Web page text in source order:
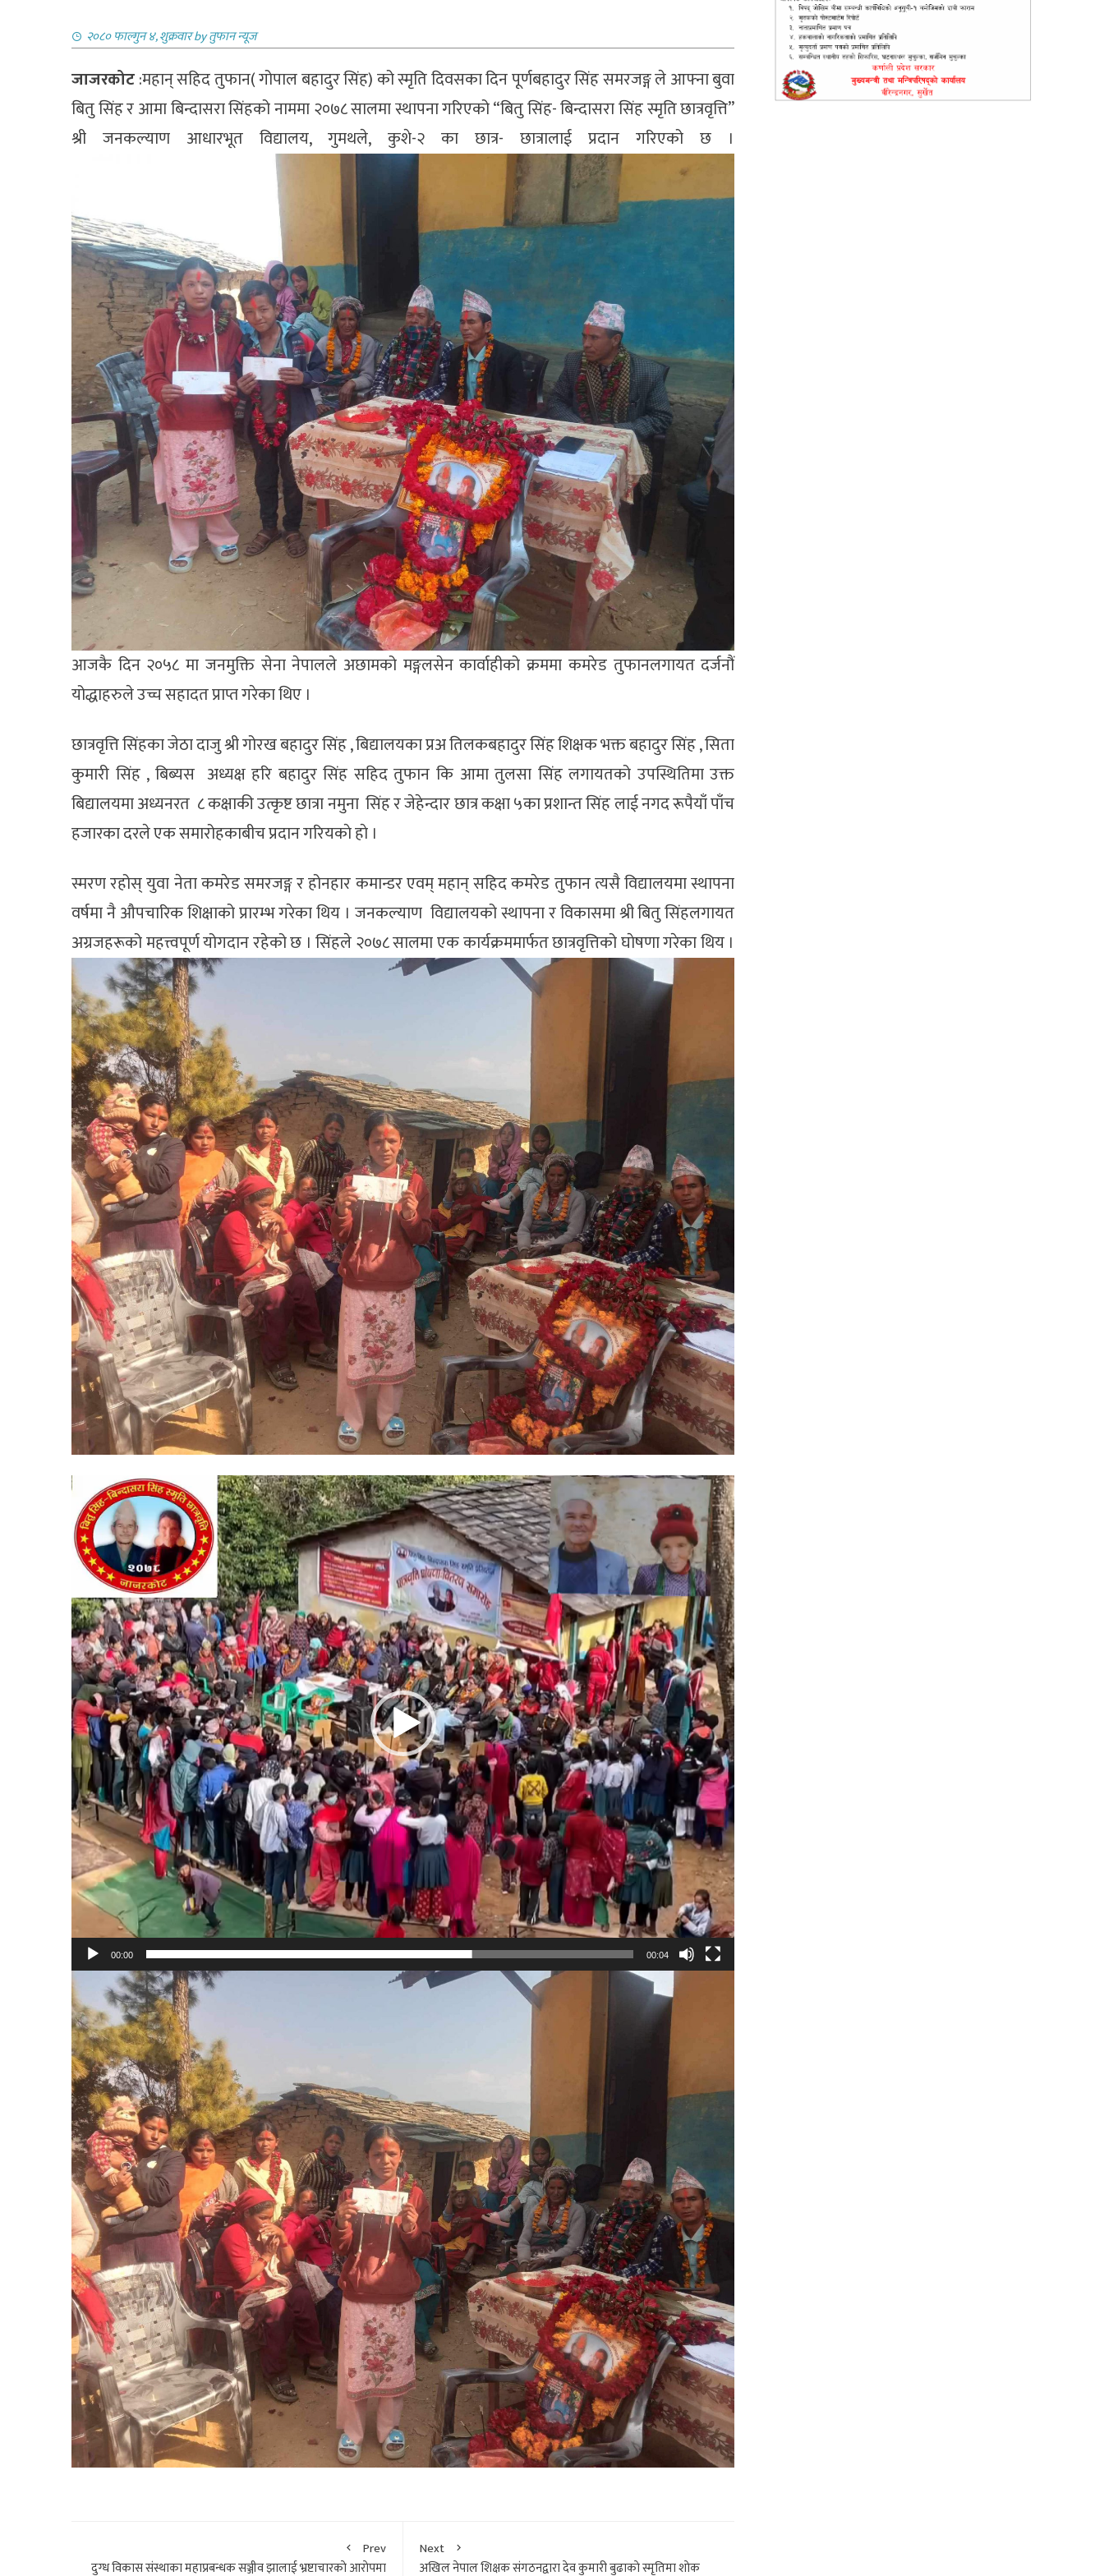
२०८० फाल्गुन ४, शुक्रवारbyतुफान न्यूज
जाजरकोट:महान् सहिद तुफान( गोपाल बहादुर सिंह) को स्मृति दिवसका दिन पूर्णबहादुर सिंह समरजङ्ग ले आफ्ना बुवा
बितु सिंह र आमा बिन्दासरा सिंहको नाममा २०७८ सालमा स्थापना गरिएको “बितु सिंह- बिन्दासरा सिंह स्मृति छात्रवृत्ति”
श्री जनकल्याण आधारभूत विद्यालय, गुमथले, कुशे-२ का छात्र- छात्रालाई प्रदान गरिएको छ ।
आजकै दिन २०५८ मा जनमुक्ति सेना नेपालले अछामको मङ्गलसेन कार्वाहीको क्रममा कमरेड तुफानलगायत दर्जनौं
योद्धाहरुले उच्च सहादत प्राप्त गरेका थिए ।
छात्रवृत्ति सिंहका जेठा दाजु श्री गोरख बहादुर सिंह , बिद्यालयका प्रअ तिलकबहादुर सिंह शिक्षक भक्त बहादुर सिंह , सिता
कुमारी सिंह , बिब्यस अध्यक्ष हरि बहादुर सिंह सहिद तुफान कि आमा तुलसा सिंह लगायतको उपस्थितिमा उक्त
बिद्यालयमा अध्यनरत ८ कक्षाकी उत्कृष्ट छात्रा नमुना सिंह र जेहेन्दार छात्र कक्षा ५का प्रशान्त सिंह लाई नगद रूपैयाँ पाँच
हजारका दरले एक समारोहकाबीच प्रदान गरियकाे हाे ।
स्मरण रहोस् युवा नेता कमरेड समरजङ्ग र होनहार कमान्डर एवम् महान् सहिद कमरेड तुफान त्यसै विद्यालयमा स्थापना
वर्षमा नै औपचारिक शिक्षाको प्रारम्भ गरेका थिय । जनकल्याण विद्यालयको स्थापना र विकासमा श्री बितु सिंहलगायत
अग्रजहरूको महत्त्वपूर्ण योगदान रहेको छ । सिंहले २०७८ सालमा एक कार्यक्रममार्फत छात्रवृत्तिको घाेषणा गरेका थिय ।
Video
Player
00:00 00:04
Prev
दुग्ध विकास संस्थाका महाप्रबन्धक सञ्जीव झालाई भ्रष्टाचारकाे आराेपमा
Next
अखिल नेपाल शिक्षक संगठनद्वारा देव कुमारी बुढाकाे स्मृतिमा शाेक